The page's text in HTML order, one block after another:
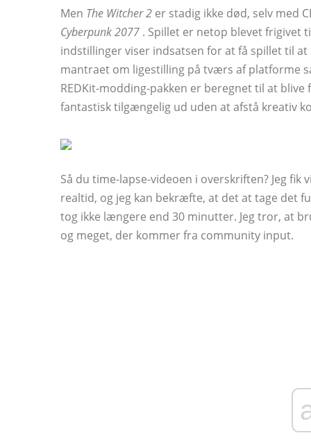
Men The Witcher 2 er stadig ikke død, selv med
Cyberpunk 2077 . Spillet er netop blevet frigivet
indstillinger viser indsatsen for at få spillet til
mantraet om ligestilling på tværs af platforme
REDKit-modding-pakken er beregnet til at
fantastisk tilgængelig ud uden at afstå kreativ
Så du time-lapse-videoen i overskriften? Jeg
realtid, og jeg kan bekræfte, at det at tage det
tog ikke længere end 30 minutter. Jeg tror, ​​at
og meget, der kommer fra community input.